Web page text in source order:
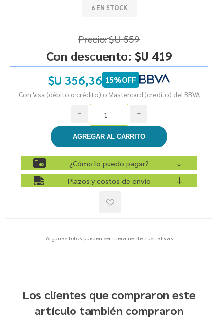
6 EN STOCK
Precio:$U 559
Con descuento: $U 419
$U 356,36 15%OFF
Con Visa (débito o crédito) o Mastercard (credito) del BBVA
i
h
¿Cómo lo puedo pagar?
Plazos y costos de envío
Algunas fotos pueden ser meramente ilustrativas
Los clientes que compraron este
artículo también compraron